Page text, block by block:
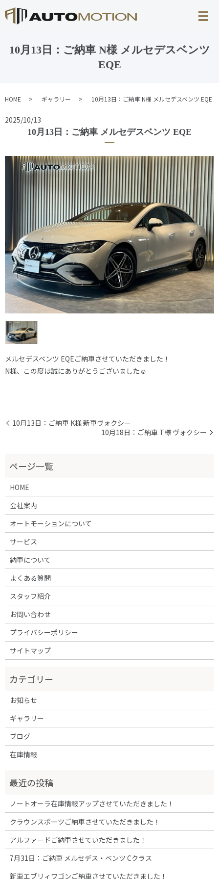
10月13日：ご納車 N様 メルセデスベンツ
EQE
HOME ギャラリー 10月13日：ご納車 N様 メルセデスベンツ EQE
2025/10/13
10月13日：ご納車 メルセデスベンツ EQE
メルセデスベンツ EQEご納車させていただきました！
N様、この度は誠にありがとうございました☺
10月13日：ご納車 K様 新車ヴォクシー
10月18日：ご納車 T様 ヴォクシー
HOME
会社案内
オートモーションについて
サービス
納車について
よくある質問
スタッフ紹介
お問い合わせ
プライバシーポリシー
サイトマップ
お知らせ
ギャラリー
ブログ
在庫情報
ノートオーラ在庫情報アップさせていただきました！
クラウンスポーツご納車させていただきました！
アルファードご納車させていただきました！
7月31日：ご納車 メルセデス・ベンツ Cクラス
新車エブリィワゴンご納車させていただきました！